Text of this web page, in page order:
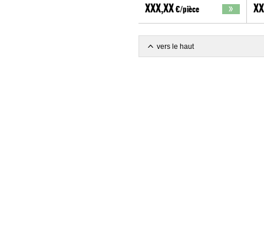
XXX,XX €/pièce
vers le haut